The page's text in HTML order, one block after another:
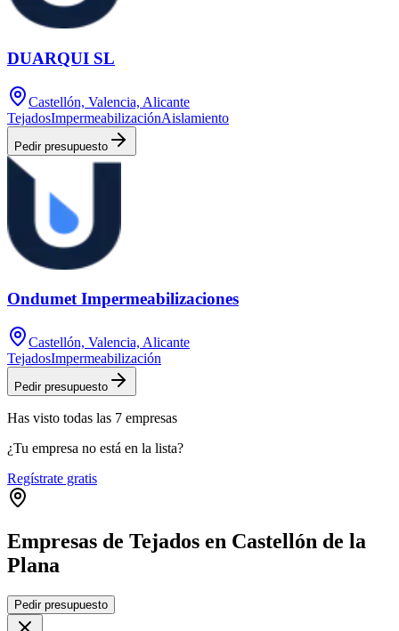
DUARQUI SL
Castellón, Valencia, Alicante
TejadosImpermeabilizaciónAislamiento
Pedir presupuesto
Ondumet Impermeabilizaciones
Castellón, Valencia, Alicante
TejadosImpermeabilización
Pedir presupuesto
Has visto todas las 7 empresas
¿Tu empresa no está en la lista?
Regístrate gratis
Empresas de Tejados en Castellón de la
Plana
+
Pedir presupuesto